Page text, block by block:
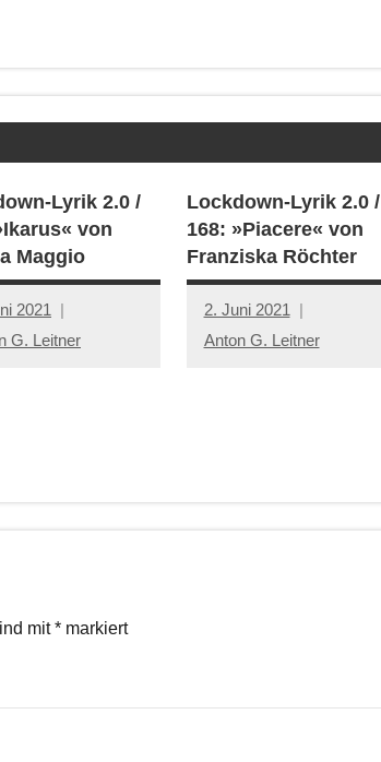
Lyrik 2.0 /
von
Maggio
2021
G. Leitner
Lockdown-Lyrik 2.0 /
168: »Piacere« von
Franziska Röchter
2. Juni 2021
Anton G. Leitner
mit* markiert